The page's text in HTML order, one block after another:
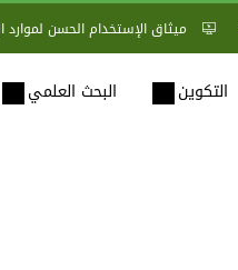
ميثاق الإستخدام الحسن لموارد
التكوين البحث العلمي